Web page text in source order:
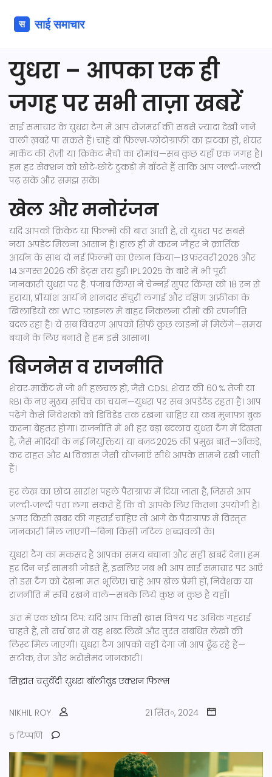
युधरा – आपका एक ही
जगह पर सभी ताज़ा खबरें
साई समाचार के युधरा टैग में आप रोज़मर्रा की सबसे ज़्यादा देखी जाने
वाली ख़बरें पा सकते हैं। चाहे वो फ़िल्म‑फ़ोटोग्राफी का झटका हो, शेयर
मार्केट की तेज़ी या क्रिकेट मैचों का रोमांच—सब कुछ यहाँ एक जगह है।
हम हर सेक्शन को छोटे‑छोटे टुकड़ों में बाँटते हैं ताकि आप जल्दी‑जल्दी
पढ़ सकें और समझ सकें।
खेल और मनोरंजन
यदि आपको क्रिकेट या फ़िल्मों की बात आती है, तो युधरा पर सबसे
नया अपडेट मिलना आसान है। हाल ही में करन जौहर ने क़ार्तिक
आर्यन के साथ दो नई फिल्मों का ऐलान किया—13 फ़रवरी 2026 और
14 अगस्त 2026 की डेट्स तय हुईं। IPL 2025 के बारे में भी पूरी
जानकारी युधरा पर है: पंजाब किंग्स ने चेन्नई सुपर किंग्स को 18 रन से
हराया, प्रीयांश आर्य ने शानदार सेंचुरी लगाई और दक्षिण अफ्रीका के
खिलाड़ियों का WTC फ़ाइनल में बाहर निकलना टीमों की रणनीति
बदल रहा है। ये सब विवरण आपको सिर्फ कुछ लाइनों में मिलेंगे—समय
बचाने के लिए बनाते हैं हम इसे आसान।
बिजनेस व राजनीति
शेयर‑मार्केट में जो भी हलचल हो, जैसे CDSL शेयर की 60 % तेज़ी या
RBI के नए मुख्य सचिव का चयन—युधरा पर सब अपडेटेड रहता है। आप
पढ़ेंगे कैसे निवेशकों को डिविडेंड तक रखना चाहिए या कब मुनाफ़ा बुक
करना बेहतर होगा। राजनीति में भी हर बड़ा बदलाव युधरा टैग में दिखता
है, जैसे मोदियों के नई नियुक्तियां या बजट 2025 की प्रमुख बातें—आँकड़े,
कर राहत और AI विकास जैसी योजनाएँ सीधे आपके सामने रखी जाती
हैं।
हर लेख का छोटा सारांश पहले पैराग्राफ़ में दिया जाता है, जिससे आप
जल्दी‑जल्दी पता लगा सकते हैं कि वो आपके लिए कितना उपयोगी है।
अगर किसी ख़बर की गहराई चाहिए तो आगे के पैराग्राफ़ में विस्तृत
जानकारी मिल जाएगी—बिना किसी जटिल शब्दावली के।
युधरा टैग का मकसद है आपका समय बचाना और सही खबरें देना। हम
हर दिन नई सामग्री जोड़ते हैं, इसलिए जब भी आप साई समाचार पर आएँ
तो इस टैग को देखना मत भूलिए। चाहे आप खेल प्रेमी हों, निवेशक या
राजनीति में रुचि रखने वाले—सबके लिये कुछ न कुछ है यहाँ।
अंत में एक छोटा टिप: यदि आप किसी ख़ास विषय पर अधिक गहराई
चाहते हैं, तो सर्च बार में वह शब्द लिखें और तुरंत संबंधित लेखों की
लिस्ट मिल जाएगी। युधरा टैग आपको वही देगा जो आप ढूँढ रहे हैं—
सटीक, तेज़ और भरोसेमंद जानकारी।
सिद्धांत चतुर्वेदी युधरा बॉलीवुड एक्शन फिल्म
NIKHIL ROY
21 सित॰, 2024
5 टिप्पणि